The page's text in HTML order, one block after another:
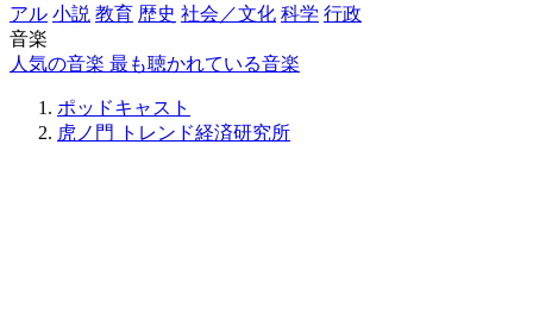
アル 小説 教育 歴史 社会／文化 科学 行政
音楽
人気の音楽 最も聴かれている音楽
ポッドキャスト
虎ノ門 トレンド経済研究所